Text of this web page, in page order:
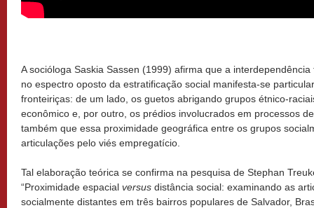
A socióloga Saskia Sassen (1999) afirma que a
no espectro oposto da estratificação social manifesta-se
fronteiriças: de um lado, os guetos abrigando grupos étnico-
econômico e, por outro, os prédios involucrados em processos
também que essa proximidade geográfica entre os grupos
articulações pelo viés empregatício.
Tal elaboração teórica se confirma na pesquisa de Stephan
“Proximidade espacial versus distância social: examinando as
socialmente distantes em três bairros populares de Salvador,